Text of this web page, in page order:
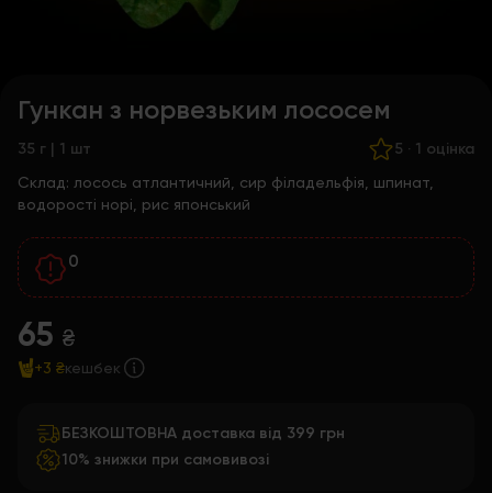
Гункан з норвезьким лососем
35 г | 1 шт 5 · 1 оцінка
Склад: лосось атлантичний, сир філадельфія, шпинат,
водорості норі, рис японський
0
65 ₴
+3 ₴кешбек
БЕЗКОШТОВНА доставка від 399 грн
10% знижки при самовивозі